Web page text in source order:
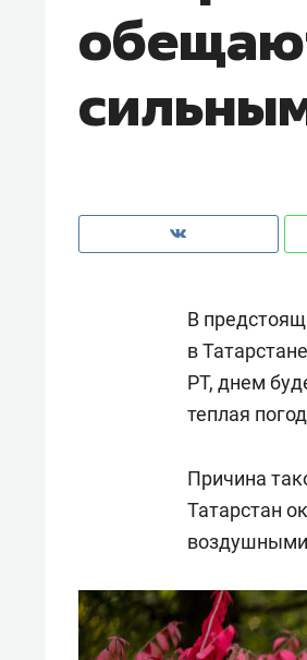
В
в
РТ, днем
теплая
Причина
Татарстан
чем
Как ГК «МИР ГРУПП»
комфорта под